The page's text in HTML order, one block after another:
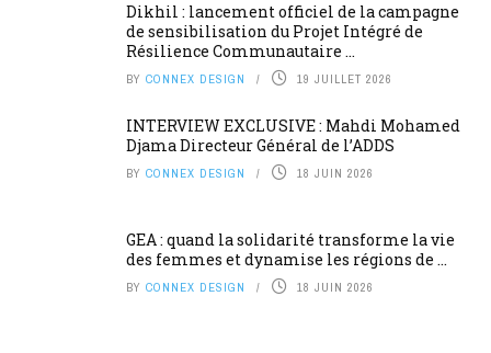
Dikhil : lancement officiel de la campagne
de sensibilisation du Projet Intégré de
Résilience Communautaire ...
BY CONNEX DESIGN 19 JUILLET 2026
INTERVIEW EXCLUSIVE : Mahdi Mohamed
Djama Directeur Général de l’ADDS
BY CONNEX DESIGN 18 JUIN 2026
GEA : quand la solidarité transforme la vie
des femmes et dynamise les régions de ...
BY CONNEX DESIGN 18 JUIN 2026